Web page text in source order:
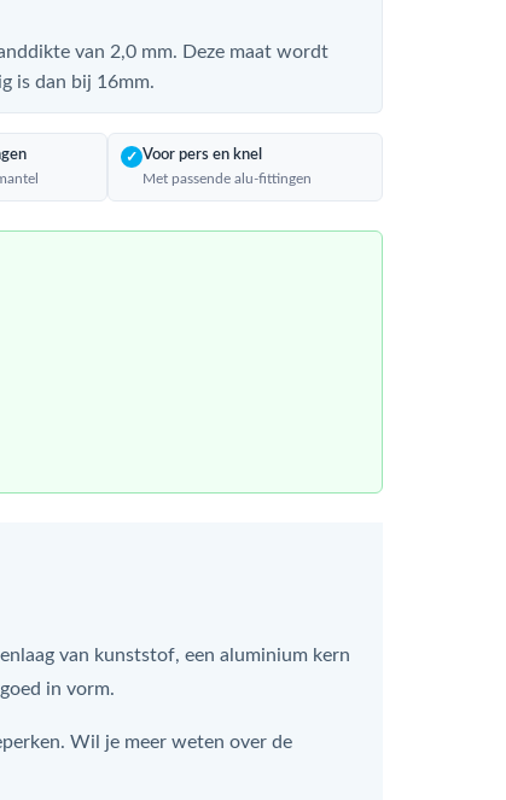
van 2,0 mm. Deze maat wordt
is dan bij 16mm.
✓ Voor pers en knel
Met passende alu-fittingen
van kunststof, een aluminium kern
in vorm.
Wil je meer weten over de